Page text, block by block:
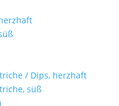
/ Dips, herzhaft
süß